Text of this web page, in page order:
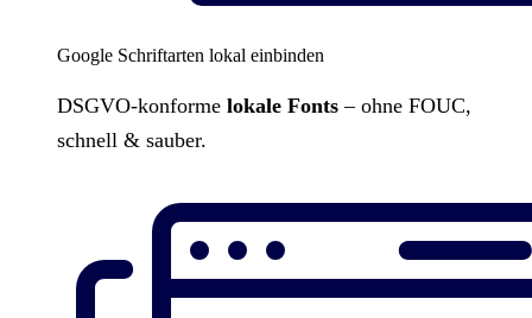
Google Schriftarten lokal einbinden
DSGVO-konforme lokale Fonts – ohne FOUC,
schnell & sauber.